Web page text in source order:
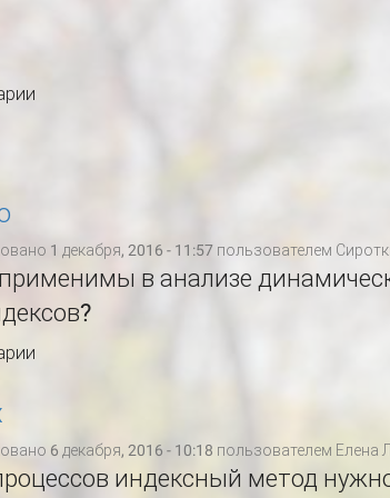
1 декабря, 2016 - 11:57 пользователем
в анализе
6 декабря, 2016 - 10:18 пользователем Елена
индексный метод